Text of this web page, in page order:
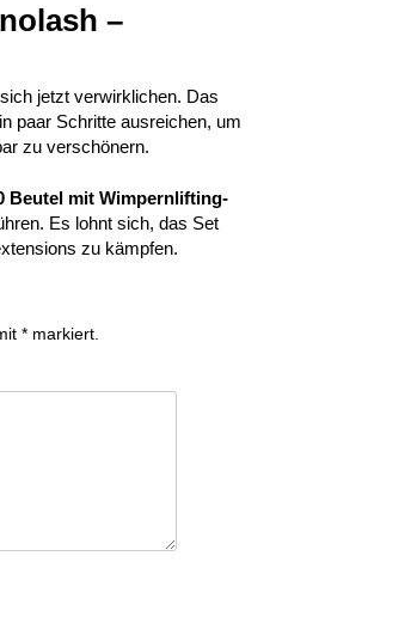
–
jetzt verwirklichen. Das
paar Schritte ausreichen, um
zu verschönern.
Beutel mit Wimpernlifting-
Es lohnt sich, das Set
zu kämpfen.
* markiert.